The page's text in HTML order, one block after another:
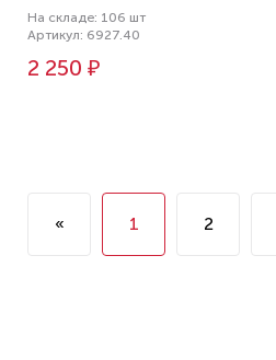
На складе: 106 шт
Артикул: 6927.40
2 250 ₽
« 1 2